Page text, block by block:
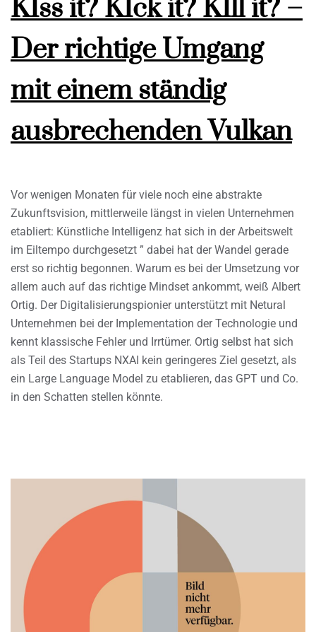
KIss it? KIck it? KIll it? –
Der richtige Umgang
mit einem ständig
ausbrechenden Vulkan
Vor wenigen Monaten für viele noch eine abstrakte
Zukunftsvision, mittlerweile längst in vielen Unternehmen
etabliert: Künstliche Intelligenz hat sich in der Arbeitswelt
im Eiltempo durchgesetzt ” dabei hat der Wandel gerade
erst so richtig begonnen. Warum es bei der Umsetzung vor
allem auch auf das richtige Mindset ankommt, weiß Albert
Ortig. Der Digitalisierungspionier unterstützt mit Netural
Unternehmen bei der Implementation der Technologie und
kennt klassische Fehler und Irrtümer. Ortig selbst hat sich
als Teil des Startups NXAI kein geringeres Ziel gesetzt, als
ein Large Language Model zu etablieren, das GPT und Co.
in den Schatten stellen könnte.